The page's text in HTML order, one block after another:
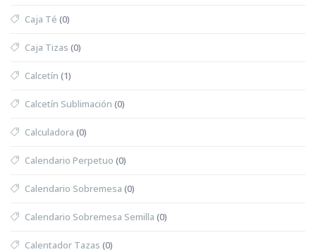
Caja Té (0)
Caja Tizas (0)
Calcetín (1)
Calcetín Sublimación (0)
Calculadora (0)
Calendario Perpetuo (0)
Calendario Sobremesa (0)
Calendario Sobremesa Semilla (0)
Calentador Tazas (0)